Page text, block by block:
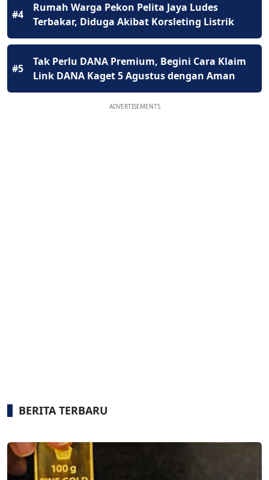
#4
Rumah Warga Pekon Pelita Jaya Ludes
Terbakar, Diduga Akibat Korsleting Listrik
#5
Tak Perlu DANA Premium, Begini Cara Klaim
Link DANA Kaget 5 Agustus dengan Aman
ADVERTISEMENTS
BERITA TERBARU